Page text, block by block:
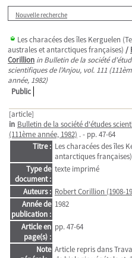
Nouvelle recherche
Les characées des îles Kerguelen
australes et antarctiques françaises) /
Corillion in Bulletin de la société
scientifiques de l'Anjou, vol. 111
année, 1982)
Public
[article]
in Bulletin de la société d'études
(111ème année, 1982) . - pp. 47-64
Titre : Les characées des îles
antarctiques françaises)
Type de
document :
texte imprimé
Auteurs : Robert Corillion (1908-
Année de
publication :
1982
Article en
page(s) :
pp. 47-64
Note Article repris dans